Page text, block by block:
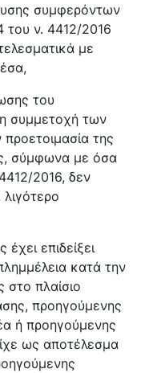
συμφερόντων
του ν. 4412/2016
με
του
συμμετοχή των
της
σύμφωνα με όσα
2016, δεν
επιδείξει
κατά την
στο πλαίσιο
προηγούμενης
ή προηγούμενης
ως αποτέλεσμα